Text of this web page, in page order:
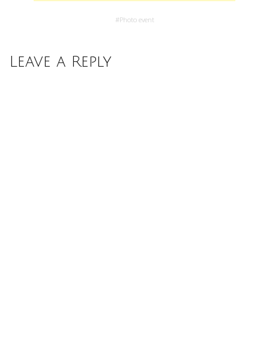
#Photo event
Leave a Reply